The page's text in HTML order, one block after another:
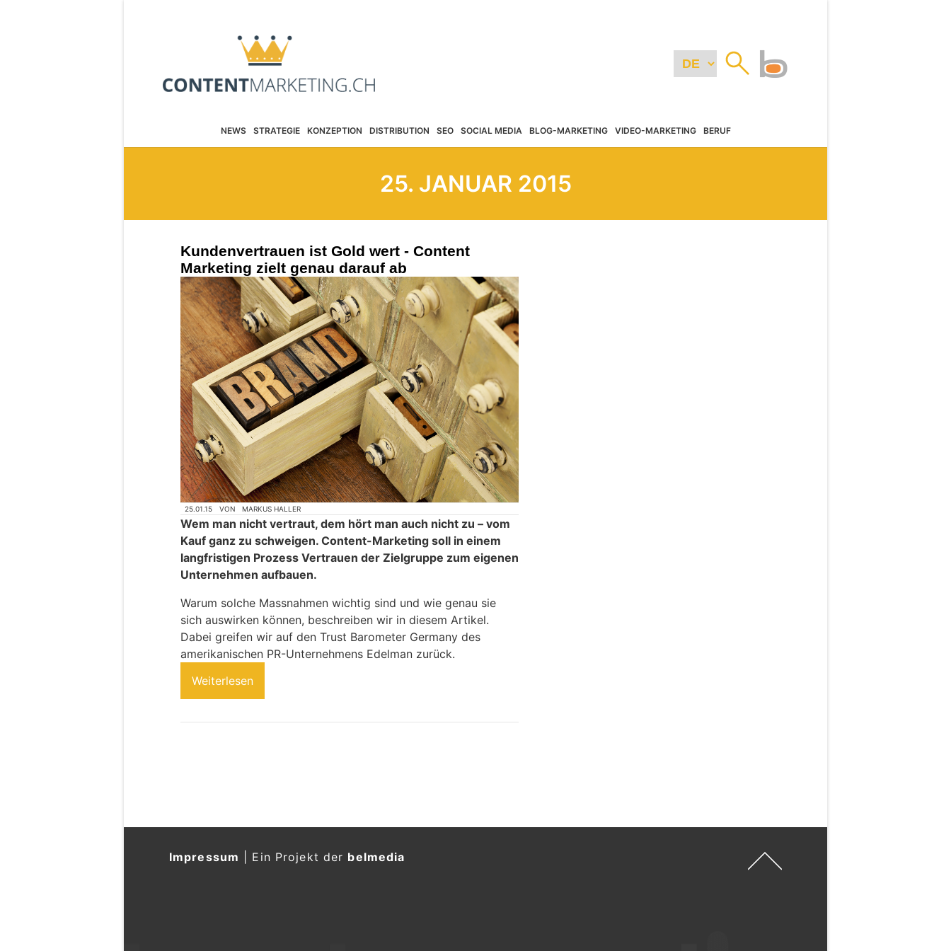
NEWS STRATEGIE KONZEPTION DISTRIBUTION SEO SOCIAL MEDIA BLOG-MARKETING VIDEO-MARKETING BERUF
25. JANUAR 2015
Kundenvertrauen ist Gold wert - Content
Marketing zielt genau darauf ab
25.01.15 VON MARKUS HALLER
Wem man nicht vertraut, dem hört man auch nicht zu – vom
Kauf ganz zu schweigen. Content-Marketing soll in einem
langfristigen Prozess Vertrauen der Zielgruppe zum eigenen
Unternehmen aufbauen.
Warum solche Massnahmen wichtig sind und wie genau sie
sich auswirken können, beschreiben wir in diesem Artikel.
Dabei greifen wir auf den Trust Barometer Germany des
amerikanischen PR-Unternehmens Edelman zurück.
Weiterlesen
Impressum Ein Projekt der belmedia